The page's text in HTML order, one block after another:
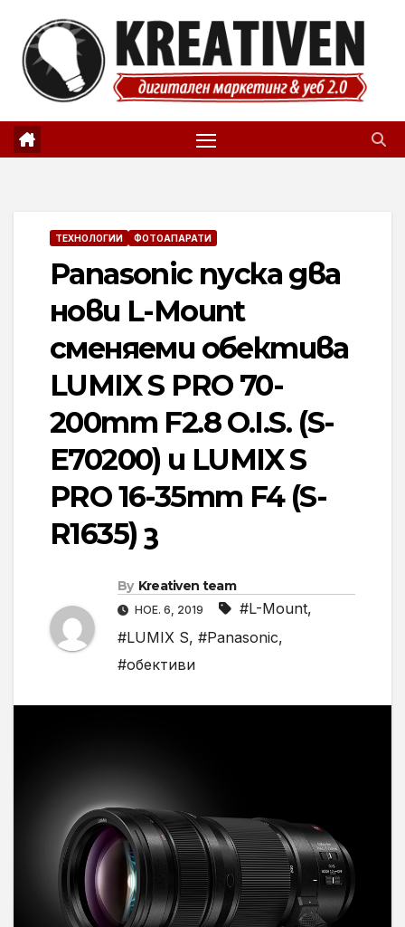
content
ТЕХНОЛОГИИ ФОТОАПАРАТИ
Panasonic пуска два
нови L-Mount
сменяеми обектива
LUMIX S PRO 70-
200mm F2.8 O.I.S. (S-
E70200) и LUMIX S
PRO 16-35mm F4 (S-
R1635) з
By Kreativen team
НОЕ. 6, 2019 #L-Mount,
#LUMIX S, #Panasonic,
#обективи